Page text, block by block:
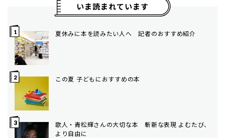
いま読まれています
夏休みに本を読みたい人へ 記者のおすすめ紹介
この夏 子どもにおすすめの本
歌人・青松輝さんの大切な本 斬新な表現 よむたび、
より自由に